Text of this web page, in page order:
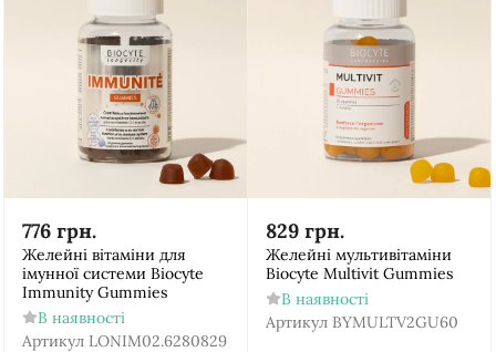
776 грн.
Желейні вітаміни для
імунної системи Biocyte
Immunity Gummies
В наявності
Артикул LONIM02.6280829
829 грн.
Желейні мультивітаміни
Biocyte Multivit Gummies
В наявності
Артикул BYMULTV2GU60